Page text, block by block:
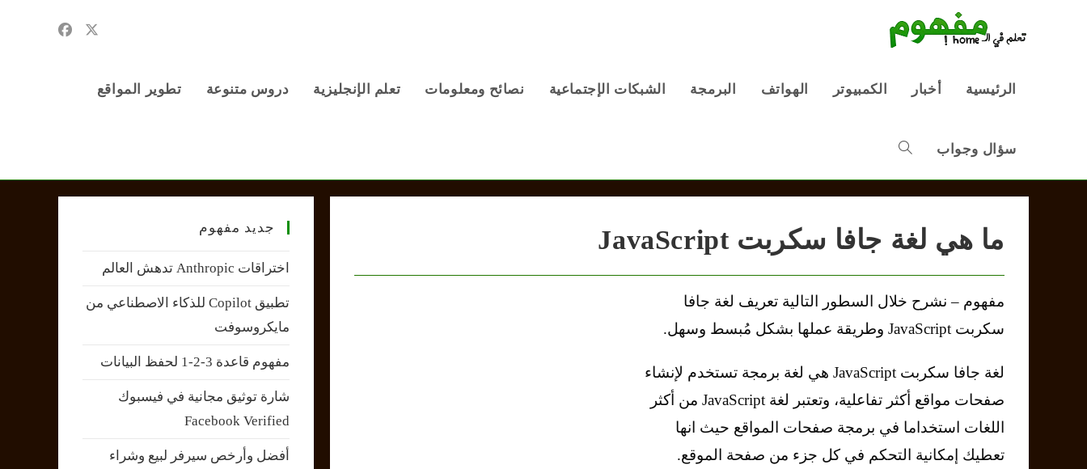
الرئيسية أخبار الكمبيوتر الهواتف البرمجة الشبكات الإجتماعية نصائح ومعلومات تعلم الإنجليزية دروس متنوعة تطوير المواقع
سؤال وجواب Toggle
ما هي لغة جافا سكربت JavaScript
مفهوم – نشرح خلال السطور التالية تعريف لغة جافا
سكربت JavaScript وطريقة عملها بشكل مُبسط وسهل.
لغة جافا سكربت JavaScript هي لغة برمجة تستخدم لإنشاء
صفحات مواقع أكثر تفاعلية، وتعتبر لغة JavaScript من أكثر
اللغات استخداما في برمجة صفحات المواقع حيث انها
تعطيك إمكانية التحكم في كل جزء من صفحة الموقع.
جديد مفهوم
اختراقات Anthropic تدهش العالم
تطبيق Copilot للذكاء الاصطناعي من
مايكروسوفت
مفهوم قاعدة 3-2-1 لحفظ البيانات
شارة توثيق مجانية في فيسبوك
Facebook Verified
أفضل وأرخص سيرفر لبيع وشراء